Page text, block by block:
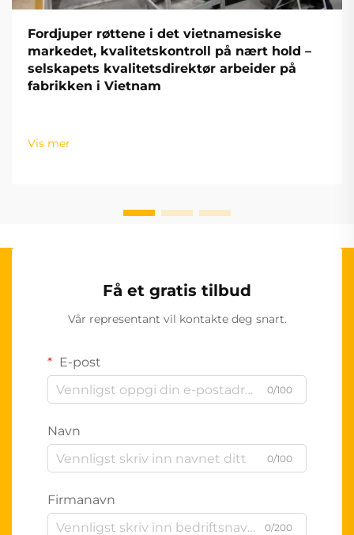
Fordjuper røttene i det vietnamesiske
markedet, kvalitetskontroll på nært hold –
selskapets kvalitetsdirektør arbeider på
fabrikken i Vietnam
Vis mer
Få et gratis tilbud
Vår representant vil kontakte deg snart.
E-post
0/100
Navn
0/100
Firmanavn
0/200